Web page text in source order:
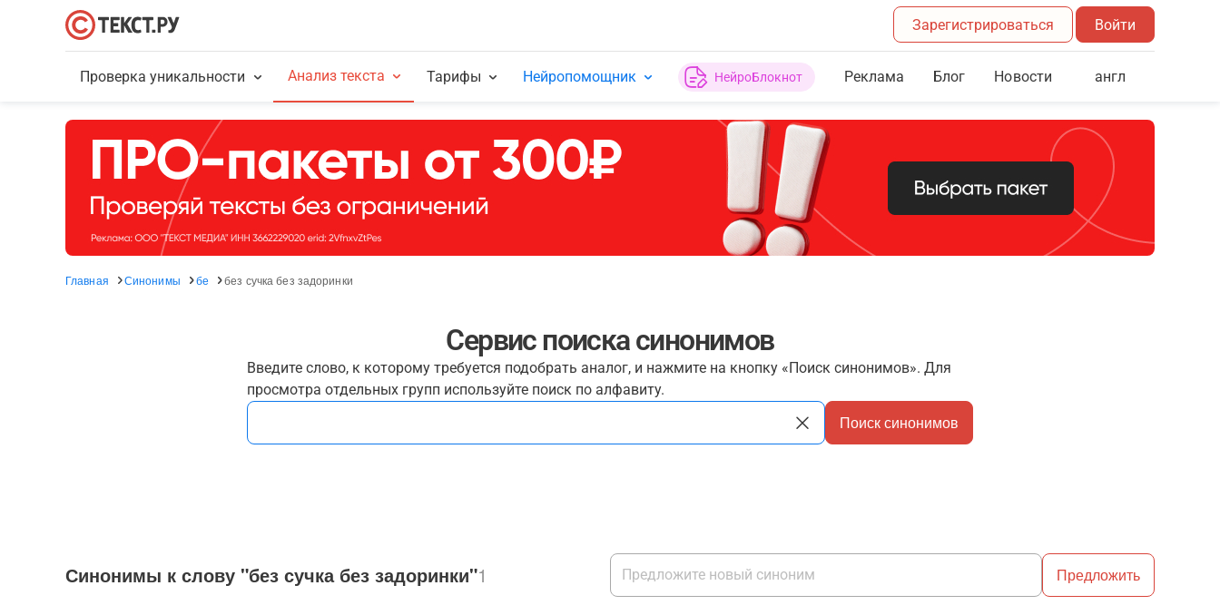
Зарегистрироваться Войти
Проверка уникальности Анализ текста Тарифы Нейропомощник НейроБлокнот Реклама Блог Новости англ
Главная Синонимы бе без сучка без задоринки
Сервис поиска синонимов
Введите слово, к которому требуется подобрать аналог, и нажмите на кнопку «Поиск синонимов». Для
просмотра отдельных групп используйте поиск по алфавиту.
Поиск синонимов
Синонимы к слову "без сучка без задоринки"1 Предложить